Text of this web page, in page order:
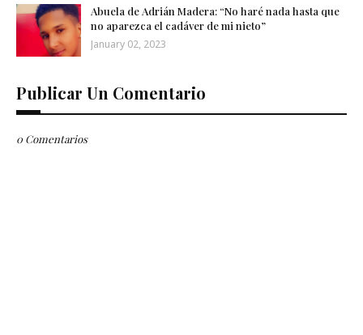
Abuela de Adrián Madera: “No haré nada hasta que
no aparezca el cadáver de mi nieto”
January 02, 2023
Publicar Un Comentario
0 Comentarios